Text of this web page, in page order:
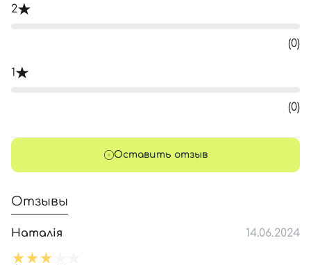
2
(0)
1
(0)
Оставить отзыв
Отзывы
Наталія 14.06.2024